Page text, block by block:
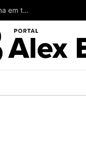
Wilson poderia ter salvado a vida de mulheres com câncer de mama em todo o Amazonas